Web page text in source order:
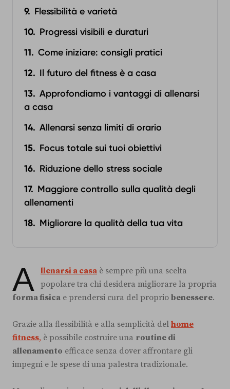
Flessibilità e varietà
Progressi visibili e duraturi
Come iniziare: consigli pratici
Il futuro del fitness è a casa
Approfondiamo i vantaggi di allenarsi
a casa
Allenarsi senza limiti di orario
Focus totale sui tuoi obiettivi
Riduzione dello stress sociale
Maggiore controllo sulla qualità degli
allenamenti
Migliorare la qualità della tua vita
A llenarsi a casa è sempre più una scelta
popolare tra chi desidera migliorare la propria
forma fisica e prendersi cura del proprio benessere.
Grazie alla flessibilità e alla semplicità del home
fitness, è possibile costruire una routine di
allenamento efficace senza dover affrontare gli
impegni e le spese di una palestra tradizionale.